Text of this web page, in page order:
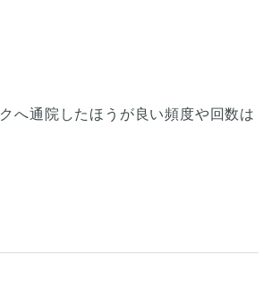
へ通院したほうが良い頻度や回数は